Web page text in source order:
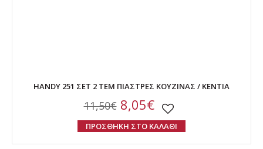
HANDY 251 ΣΕΤ 2 ΤΕΜ ΠΙΑΣΤΡΕΣ ΚΟΥΖΙΝΑΣ / KENTIA
11,50€8,05€
ΠΡΟΣΘΗΚΗ ΣΤΟ ΚΑΛΑΘΙ